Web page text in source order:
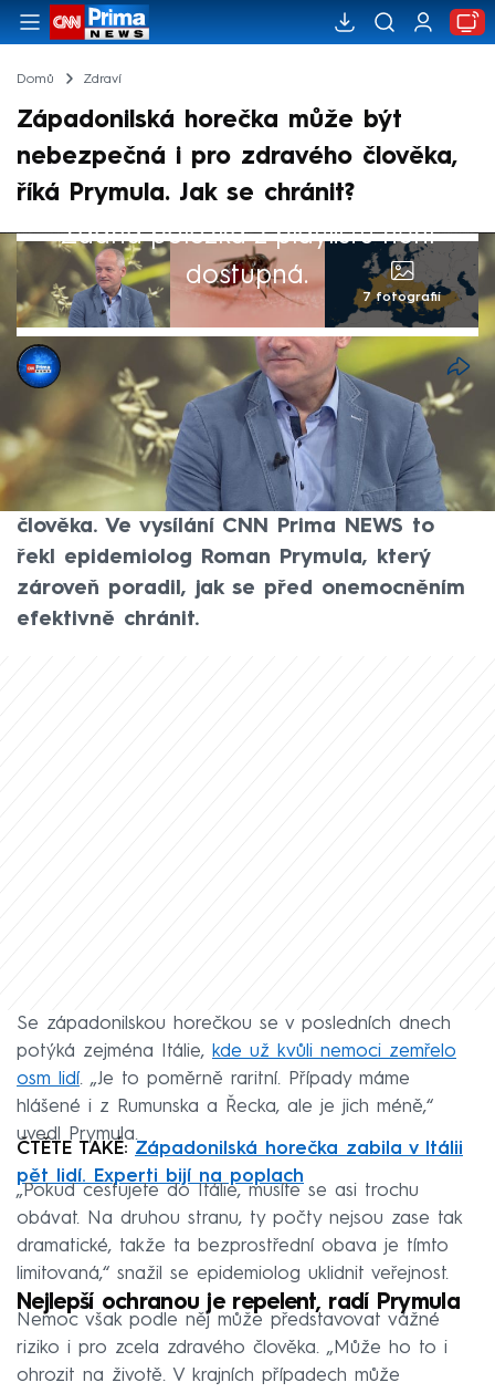
Domů Zdraví
Západonilská horečka může být
nebezpečná i pro zdravého člověka,
říká Prymula. Jak se chránit?
Žádná položka z playlistu není
dostupná.
7 fotografií
Michael Cardal
31. čvc 2025, 10:49
Západonilská horečka, která se v
posledních dnech šíří zejména v Itálii, může
být smrtelně nebezpečná i pro zdravého
člověka. Ve vysílání CNN Prima NEWS to
řekl epidemiolog Roman Prymula, který
zároveň poradil, jak se před onemocněním
efektivně chránit.
Se západonilskou horečkou se v posledních dnech
potýká zejména Itálie, kde už kvůli nemoci zemřelo
osm lidí. „Je to poměrně raritní. Případy máme
hlášené i z Rumunska a Řecka, ale je jich méně,“
uvedl Prymula.
ČTĚTE TAKÉ: Západonilská horečka zabila v Itálii
pět lidí. Experti bijí na poplach
„Pokud cestujete do Itálie, musíte se asi trochu
obávat. Na druhou stranu, ty počty nejsou zase tak
dramatické, takže ta bezprostřední obava je tímto
limitovaná,“ snažil se epidemiolog uklidnit veřejnost.
Nejlepší ochranou je repelent, radí Prymula
Nemoc však podle něj může představovat vážné
riziko i pro zcela zdravého člověka. „Může ho to i
ohrozit na životě. V krajních případech může